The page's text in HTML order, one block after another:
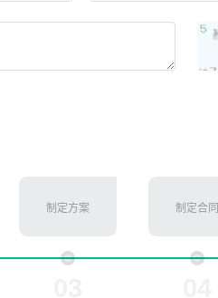
制定方案 制定合同